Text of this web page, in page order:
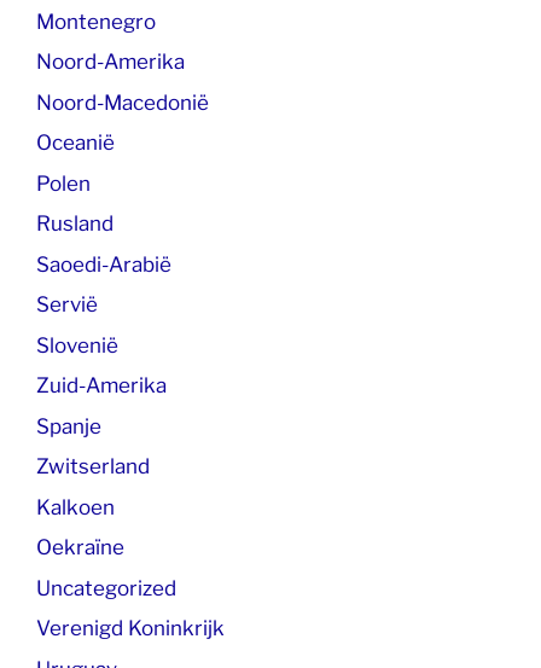
Montenegro
Noord-Amerika
Noord-Macedonië
Oceanië
Polen
Rusland
Saoedi-Arabië
Servië
Slovenië
Zuid-Amerika
Spanje
Zwitserland
Kalkoen
Oekraïne
Uncategorized
Verenigd Koninkrijk